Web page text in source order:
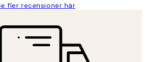
fler recensioner här